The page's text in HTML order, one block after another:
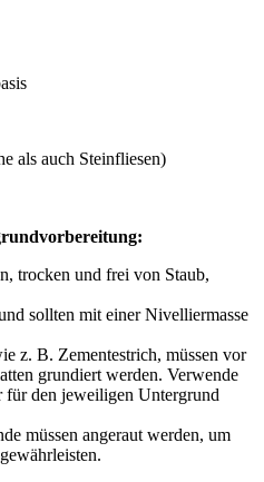
als auch Steinfliesen)
trocken und frei von Staub,
sollten mit einer Nivelliermasse
z. B. Zementestrich, müssen vor
grundiert werden. Verwende
für den jeweiligen Untergrund
müssen angeraut werden, um